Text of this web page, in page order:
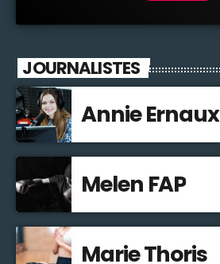
JOURNALISTES
Annie Ernaux
Melen FAP
Marie Thoris